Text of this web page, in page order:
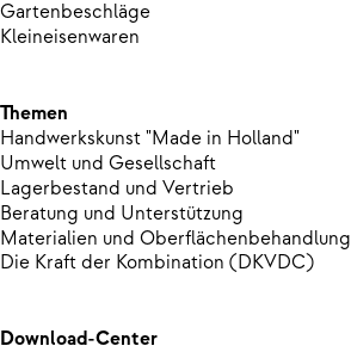
Gartenbeschläge
Kleineisenwaren
Themen
Handwerkskunst "Made in Holland"
Umwelt und Gesellschaft
Lagerbestand und Vertrieb
Beratung und Unterstützung
Materialien und Oberflächenbehandlung
Die Kraft der Kombination (DKVDC)
Download-Center